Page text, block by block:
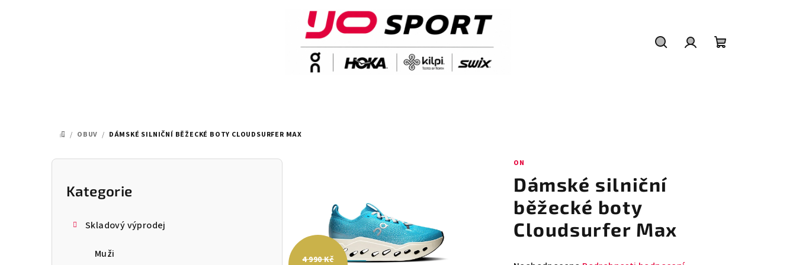
DOMŮ
/ OBUV / DÁMSKÉ SILNIČNÍ BĚŽECKÉ BOTY CLOUDSURFER MAX
P
Přeskočit
kategorie
Kategorie
Skladový výprodej
Muži
ON
Dámské silniční
běžecké boty
Cloudsurfer Max
4 990 Kč